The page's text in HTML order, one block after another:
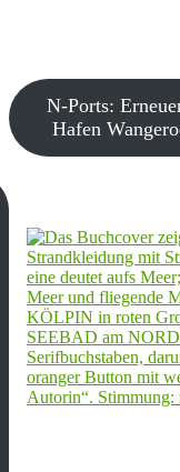
N-Ports:
Hafen